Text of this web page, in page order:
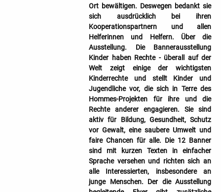
Ort bewältigen. Deswegen bedankt sie
sich ausdrücklich bei ihren
Kooperationspartnern und allen
Helferinnen und Helfern. Über die
Ausstellung. Die Bannerausstellung
Kinder haben Rechte - überall auf der
Welt zeigt einige der wichtigsten
Kinderrechte und stellt Kinder und
Jugendliche vor, die sich in Terre des
Hommes-Projekten für ihre und die
Rechte anderer engagieren. Sie sind
aktiv für Bildung, Gesundheit, Schutz
vor Gewalt, eine saubere Umwelt und
faire Chancen für alle. Die 12 Banner
sind mit kurzen Texten in einfacher
Sprache versehen und richten sich an
alle Interessierten, insbesondere an
junge Menschen. Der die Ausstellung